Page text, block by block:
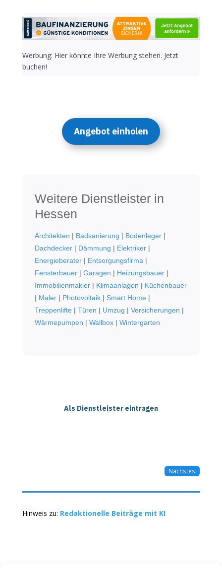
Werbung: Hier könnte Ihre Werbung stehen. Jetzt
buchen!
Angebot einholen
Weitere Dienstleister in
Hessen
Architekten | Badsanierung | Bodenleger|
Dachdecker| Dämmung | Elektriker|
Energieberater| Entsorgungsfirma |
Fensterbauer| Garagen | Heizungsbauer|
Immobilienmakler| Klimaanlagen | Küchenbauer
| Maler| Photovoltaik| Smart Home|
Treppenlifte| Türen | Umzug | Versicherungen |
Wärmepumpen | Wallbox| Wintergarten
Als Dienstleister eintragen
Nächstes
Hinweis zu: Redaktionelle Beiträge mit KI